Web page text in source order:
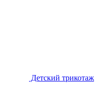
Детcкий трикотаж